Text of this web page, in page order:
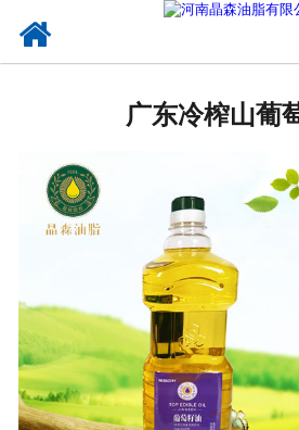
广东
广东冷榨山葡